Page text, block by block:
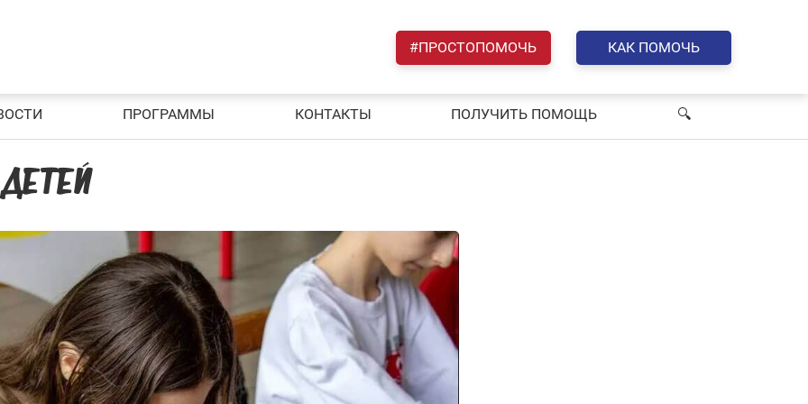
#ПРОСТОПОМОЧЬ КАК ПОМОЧЬ
ПРОГРАММЫ КОНТАКТЫ ПОЛУЧИТЬ ПОМОЩЬ 🔍︎